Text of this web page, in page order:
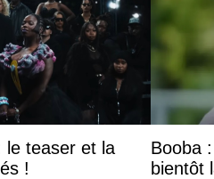
le teaser et la
!
Booba
bientôt